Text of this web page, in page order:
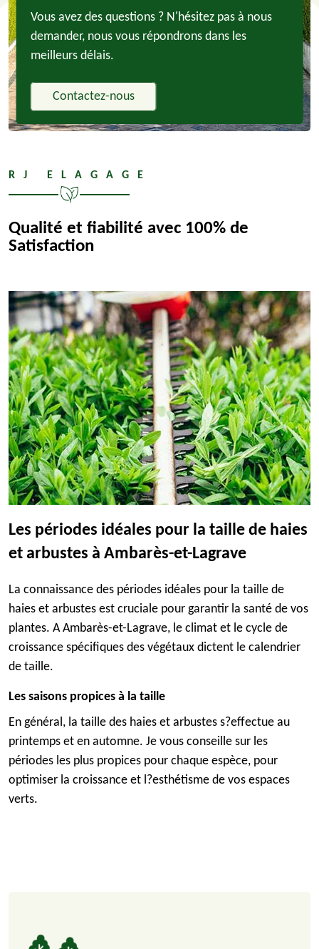
Vous avez des questions ? N'hésitez pas à nous
demander, nous vous répondrons dans les
meilleurs délais.
Contactez-nous
RJ ELAGAGE
Qualité et fiabilité avec 100% de
Satisfaction
Les périodes idéales pour la taille de haies
et arbustes à Ambarès-et-Lagrave
La connaissance des périodes idéales pour la taille de
haies et arbustes est cruciale pour garantir la santé de vos
plantes. A Ambarès-et-Lagrave, le climat et le cycle de
croissance spécifiques des végétaux dictent le calendrier
de taille.
Les saisons propices à la taille
En général, la taille des haies et arbustes s?effectue au
printemps et en automne. Je vous conseille sur les
périodes les plus propices pour chaque espèce, pour
optimiser la croissance et l?esthétisme de vos espaces
verts.